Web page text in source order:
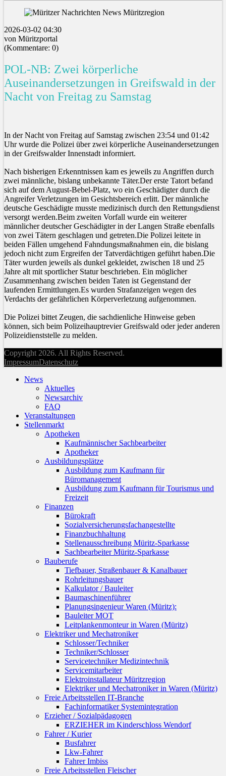
2026-03-02 04:30
von Müritzportal
(Kommentare: 0)
POL-NB: Zwei körperliche
Auseinandersetzungen in Greifswald in der
Nacht von Freitag zu Samstag
In der Nacht von Freitag auf Samstag zwischen 23:54 und 01:42
Uhr wurde die Polizei über zwei körperliche Auseinandersetzungen
in der Greifswalder Innenstadt informiert.
Nach bisherigen Erkenntnissen kam es jeweils zu Angriffen durch
zwei männliche, bislang unbekannte Täter.Der erste Tatort befand
sich auf dem August-Bebel-Platz, wo ein Geschädigter durch die
Angreifer Verletzungen im Gesichtsbereich erlitt. Der männliche
deutsche Geschädigte musste medizinisch durch den Rettungsdienst
versorgt werden.Beim zweiten Vorfall wurde ein weiterer
männlicher deutscher Geschädigter in der Langen Straße ebenfalls
von zwei Tätern geschlagen und getreten.Die Polizei leitete in
beiden Fällen umgehend Fahndungsmaßnahmen ein, die bislang
jedoch nicht zum Ergreifen der Tatverdächtigen geführt haben.Die
Täter wurden jeweils als dunkel gekleidet, zwischen 18 und 25
Jahre alt mit sportlicher Statur beschrieben. Ein möglicher
Zusammenhang zwischen beiden Taten ist Gegenstand der
laufenden Ermittlungen.Es wurden Strafanzeigen wegen des
Verdachts der gefährlichen Körperverletzung aufgenommen.
Die Polizei bittet Zeugen, die sachdienliche Hinweise geben
können, sich beim Polizeihauptrevier Greifswald oder jeder anderen
Polizeidienststelle zu melden.
Copyright 2026. All Rights Reserved.
ImpressumDatenschutz
News
Aktuelles
Newsarchiv
FAQ
Veranstaltungen
Stellenmarkt
Apotheken
Kaufmännischer Sachbearbeiter
Apotheker
Ausbildungsplätze
Ausbildung zum Kaufmann für
Büromanagement
Ausbildung zum Kaufmann für Tourismus und
Freizeit
Finanzen
Bürokraft
Sozialversicherungsfachangestellte
Finanzbuchhaltung
Stellenausschreibung Müritz-Sparkasse
Sachbearbeiter Müritz-Sparkasse
Bauberufe
Tiefbauer, Straßenbauer & Kanalbauer
Rohrleitungsbauer
Kalkulator / Bauleiter
Baumaschinenführer
Planungsingenieur Waren (Müritz):
Bauleiter MOT
Leitplankenmonteur in Waren (Müritz)
Elektriker und Mechatroniker
Schlosser/Techniker
Techniker/Schlosser
Servicetechniker Medizintechnik
Servicemitarbeiter
Elektroinstallateur Müritzregion
Elektriker und Mechatroniker in Waren (Müritz)
Freie Arbeitsstellen IT-Branche
Fachinformatiker Systemintegration
Erzieher / Sozialpädagogen
ERZIEHER im Kinderschloss Wendorf
Fahrer / Kurier
Busfahrer
Lkw-Fahrer
Fahrer Imbiss
Freie Arbeitsstellen Fleischer